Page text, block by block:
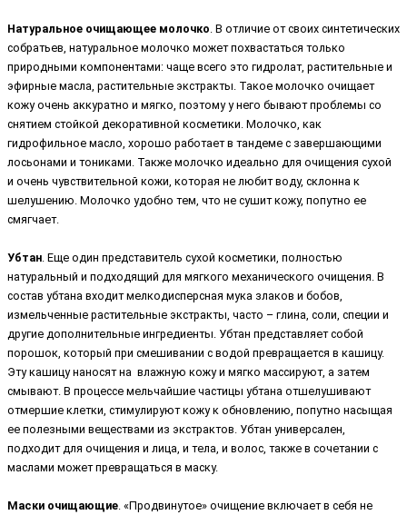
Натуральное очищающее молочко . В отличие от своих синтетических
собратьев, натуральное молочко может похвастаться только
природными компонентами: чаще всего это гидролат, растительные и
эфирные масла, растительные экстракты. Такое молочко очищает
кожу очень аккуратно и мягко, поэтому у него бывают проблемы со
снятием стойкой декоративной косметики. Молочко, как
гидрофильное масло, хорошо работает в тандеме с завершающими
лосьонами и тониками. Также молочко идеально для очищения сухой
и очень чувствительной кожи, которая не любит воду, склонна к
шелушению. Молочко удобно тем, что не сушит кожу, попутно ее
смягчает.
Убтан . Еще один представитель сухой косметики, полностью
натуральный и подходящий для мягкого механического очищения. В
состав убтана входит мелкодисперсная мука злаков и бобов,
измельченные растительные экстракты, часто – глина, соли, специи и
другие дополнительные ингредиенты. Убтан представляет собой
порошок, который при смешивании с водой превращается в кашицу.
Эту кашицу наносят на влажную кожу и мягко массируют, а затем
смывают. В процессе мельчайшие частицы убтана отшелушивают
отмершие клетки, стимулируют кожу к обновлению, попутно насыщая
ее полезными веществами из экстрактов. Убтан универсален,
подходит для очищения и лица, и тела, и волос, также в сочетании с
маслами может превращаться в маску.
Маски очищающие . «Продвинутое» очищение включает в себя не